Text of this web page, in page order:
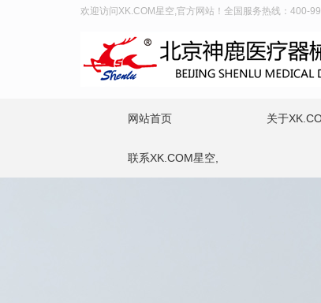
欢迎访问XK.COM星空,官方网站！全国服务热线：400-
网站首页 关于
联系XK.COM星空,